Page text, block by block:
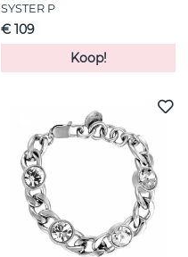
SYSTER P
€ 109
Koop!